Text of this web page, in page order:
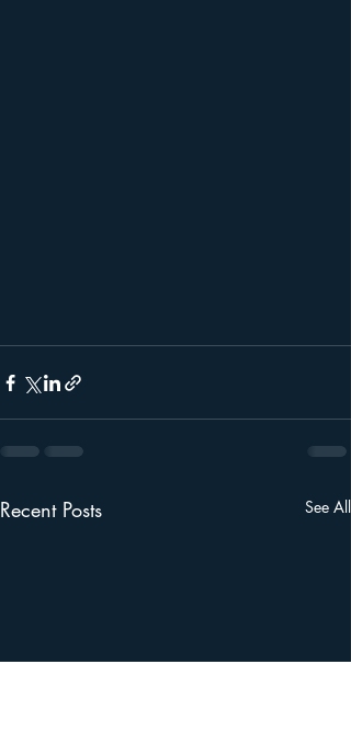
Recent Posts See All